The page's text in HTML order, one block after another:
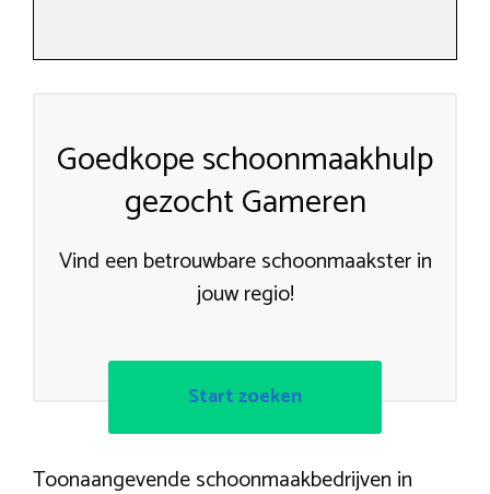
Goedkope schoonmaakhulp
gezocht Gameren
Vind een betrouwbare schoonmaakster in
jouw regio!
Start zoeken
Toonaangevende schoonmaakbedrijven in